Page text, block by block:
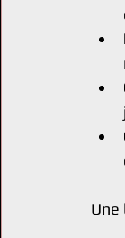
Une